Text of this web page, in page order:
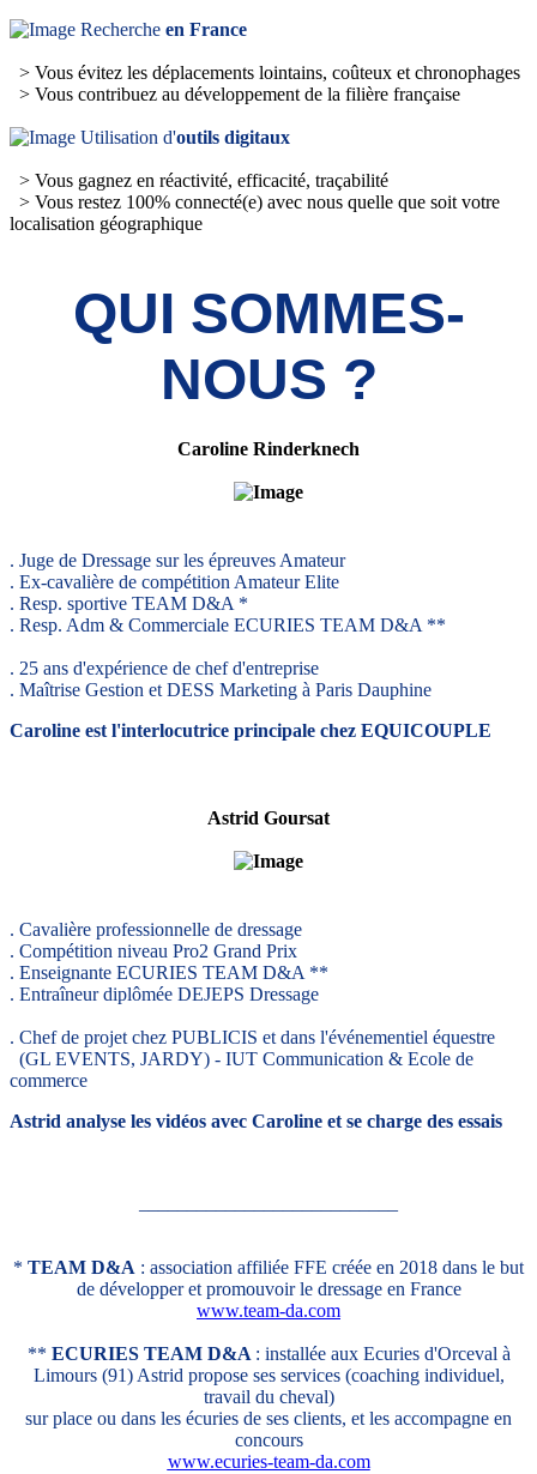
Recherche en France
> Vous évitez les déplacements lointains, coûteux et chronophages
> Vous contribuez au développement de la filière française
Utilisation d'outils digitaux
> Vous gagnez en réactivité, efficacité, traçabilité
> Vous restez 100% connecté(e) avec nous quelle que soit votre
localisation géographique
QUI SOMMES-
NOUS ?
Caroline Rinderknech
. Juge de Dressage sur les épreuves Amateur
. Ex-cavalière de compétition Amateur Elite
. Resp. sportive TEAM D&A *
. Resp. Adm & Commerciale ECURIES TEAM D&A **
. 25 ans d'expérience de chef d'entreprise
. Maîtrise Gestion et DESS Marketing à Paris Dauphine
Caroline est l'interlocutrice principale chez EQUICOUPLE
Astrid Goursat
. Cavalière professionnelle de dressage
. Compétition niveau Pro2 Grand Prix
. Enseignante ECURIES TEAM D&A **
. Entraîneur diplômée DEJEPS Dressage
. Chef de projet chez PUBLICIS et dans l'événementiel équestre
(GL EVENTS, JARDY) - IUT Communication & Ecole de
commerce
Astrid analyse les vidéos avec Caroline et se charge des essais
* TEAM D&A : association affiliée FFE créée en 2018 dans le but
de développer et promouvoir le dressage en France
www.team-da.com
** ECURIES TEAM D&A : installée aux Ecuries d'Orceval à
Limours (91) Astrid propose ses services (coaching individuel,
travail du cheval)
sur place ou dans les écuries de ses clients, et les accompagne en
concours
www.ecuries-team-da.com